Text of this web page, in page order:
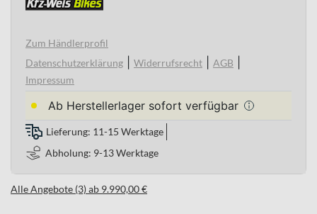
Zum Händlerprofil
Datenschutzerklärung
Widerrufsrecht AGB
Impressum
Ab Herstellerlager sofort verfügbar
Lieferung: 11-15 Werktage
Abholung: 9-13 Werktage
Alle Angebote (3) ab 9.990,00 €